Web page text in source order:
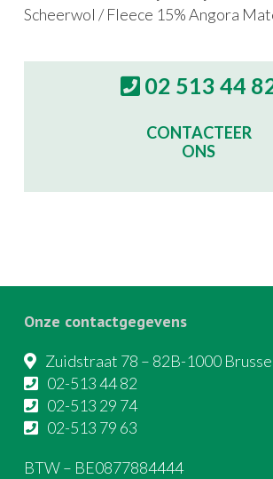
Scheerwol / Fleece 15% Angora
02 513 44
CONTACTEER
ONS
Onze contactgegevens
Zuidstraat 78 – 82B-1000
02-513 44 82
02-513 29 74
02-513 79 63
BTW – BE0877884444